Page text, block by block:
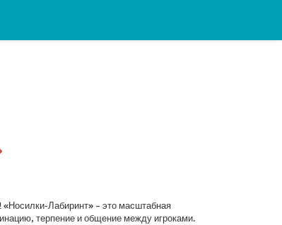
Лабиринт» – это масштабная
терпение и общение между игроками.